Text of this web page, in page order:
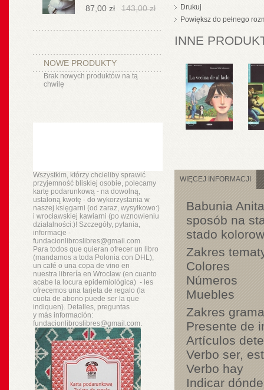
87,00 zł 143,00 zł
NOWE PRODUKTY
Brak nowych produktów na tą
chwilę
Wszystkim, którzy chcieliby sprawić
przyjemność bliskiej osobie, polecamy
kartę podarunkową - na dowolną,
ustaloną kwotę - do wykorzystania w
naszej księgarni (od zaraz, wysyłkowo:)
i wrocławskiej kawiarni (po wznowieniu
działalności:)! Szczegóły, pytania,
informacje -
fundacionlibroslibres@gmail.com.
Para todos que quieran ofrecer un libro
(mandamos a toda Polonia con DHL),
un café o una copa de vino en
nuestra libreríaen Wrocław (en cuanto
acabe la locura epidemiológica) - les
ofrecemos una tarjeta de regalo (la
cuota de abono puede ser la que
indiquen). Detalles, preguntas
y másinformación:
fundacionlibroslibres@gmail.com.
Drukuj
Powiększ do pełnego
INNE
WIĘCEJ INFORMACJI
Babunia
sposób na
stado
Zakres
Colores
Números
Muebles
Zakres
Presente de
Artículos
Verbo ser,
Verbo hay
Indicar